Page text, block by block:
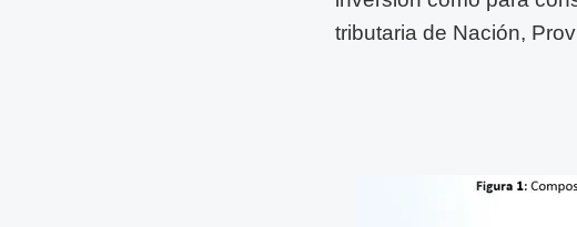
tributaria de Nación,